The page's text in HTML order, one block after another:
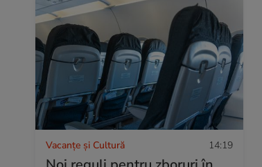
Vacanțe și Cultură 14:19